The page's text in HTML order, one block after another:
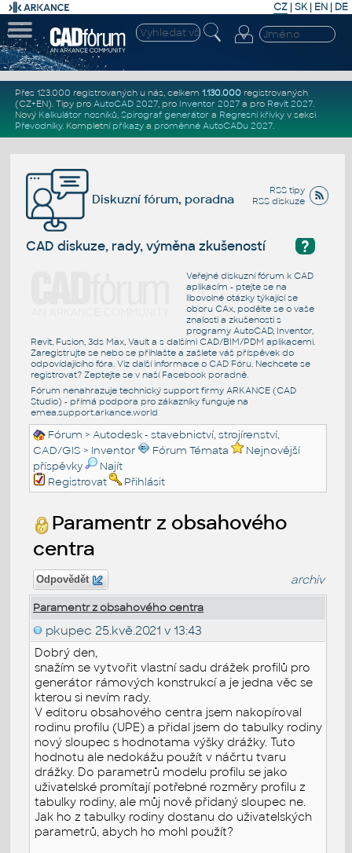
CZ | SK| EN | DE
Přes 123.000 registrovaných u nás, celkem 1.130.000registrovaných
(CZ+EN). Tipy pro AutoCAD 2027, pro Inventor 2027a pro Revit 2027.
Nový Kalkulátor nosníků, Spirograf generátor a Regresní křivkyv sekci
Převodníky. Kompletní příkazya proměnné AutoCADu 2027.
RSS tipy
RSS diskuze
Diskuzní fórum, poradna
?
CAD diskuze, rady, výměna zkušeností
Veřejné diskuzní fórum k CAD
aplikacím - ptejte se na
libovolné otázky týkající se
oboru CAx, podělte se o vaše
znalosti a zkušenosti s
programy AutoCAD, Inventor,
Revit, Fusion, 3ds Max, Vault a s dalšími CAD/BIM/PDM aplikacemi.
Zaregistrujte se nebo se přihlašte a zašlete váš příspěvek do
odpovídajícího fóra. Viz další informace o CAD Fóru. Nechcete se
registrovat? Zeptejte se v naší Facebook poradně.
Fórum nenahrazuje technický support firmy ARKANCE (CAD
Studio) - přímá podpora pro zákazníky funguje na
emea.support.arkance.world
Fórum >Autodesk - stavebnictví, strojírenství,
CAD/GIS > Inventor Fórum Témata
Nejnovější
příspěvky
Najít
Registrovat
Přihlásit
Paramentr z obsahového
centra
Odpovědět archiv
Paramentr z obsahového centra
pkupec 25.kvě.2021 v 13:43
Dobrý den,
snažím se vytvořit vlastní sadu drážek profilů pro
generátor rámových konstrukcí a je jedna věc se
kterou si nevím rady.
V editoru obsahového centra jsem nakopíroval
rodinu profilu (UPE) a přidal jsem do tabulky rodiny
nový sloupec s hodnotama výšky drážky. Tuto
hodnotu ale nedokážu použít v náčrtu tvaru
drážky. Do parametrů modelu profilu se jako
uživatelské promítají potřebné rozměry profilu z
tabulky rodiny, ale můj nově přidaný sloupec ne.
Jak ho z tabulky rodiny dostanu do uživatelských
parametrů, abych ho mohl použít?